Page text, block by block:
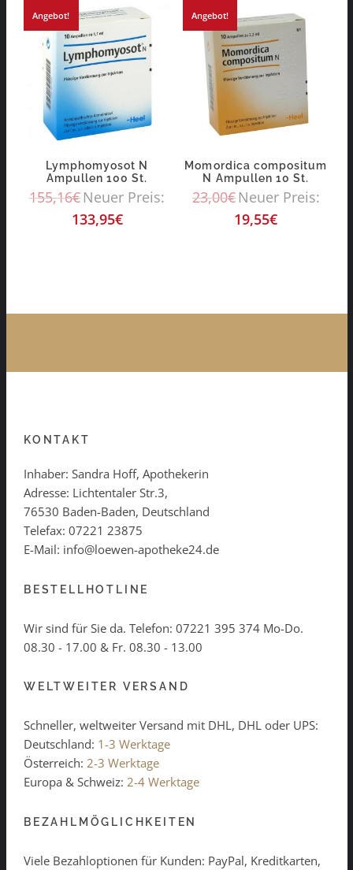
Angebot!
Lymphomyosot N
Ampullen 100 St.
155,16€Neuer Preis:
133,95€
Angebot!
Momordica compositum
N Ampullen 10 St.
23,00€Neuer Preis:
19,55€
KONTAKT
Inhaber: Sandra Hoff, Apothekerin
Adresse: Lichtentaler Str.3,
76530 Baden-Baden, Deutschland
Telefax: 07221 23875
E-Mail: info@loewen-apotheke24.de
BESTELLHOTLINE
Wir sind für Sie da. Telefon: 07221 395 374 Mo-Do.
08.30 - 17.00 & Fr. 08.30 - 13.00
WELTWEITER VERSAND
Schneller, weltweiter Versand mit DHL, DHL oder UPS:
Deutschland: 1-3 Werktage
Österreich: 2-3 Werktage
Europa & Schweiz: 2-4 Werktage
BEZAHLMÖGLICHKEITEN
Viele Bezahloptionen für Kunden: PayPal, Kreditkarten,